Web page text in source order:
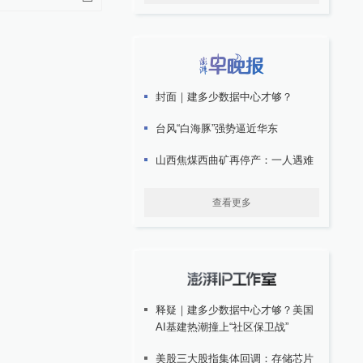
封面｜建多少数据中心才够？
台风“白海豚”强势逼近华东
山西焦煤西曲矿再停产：一人遇难
查看更多
释疑｜建多少数据中心才够？美国
AI基建热潮撞上“社区保卫战”
美股三大股指集体回调：存储芯片